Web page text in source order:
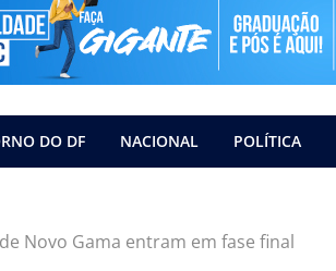
DO DF NACIONAL POLÍTICA
Novo Gama entram em fase final